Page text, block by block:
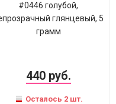
#0446 голубой,
глянцевый, 5
грамм
440 руб.
Осталось 2 шт.